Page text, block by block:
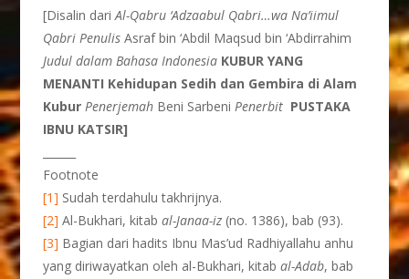
[Disalin dariAl-Qabru ‘Adzaabul Qabri…wa Na’iimul
Qabri Penulis Asraf bin ‘Abdil Maqsud bin ‘Abdirrahim
Judul dalam Bahasa Indonesia KUBUR YANG
MENANTI Kehidupan Sedih dan Gembira di Alam
KuburPenerjemah Beni SarbeniPenerbit PUSTAKA
IBNU KATSIR]
Footnote
[1] Sudah terdahulu takhrijnya.
[2] Al-Bukhari, kitabal-Janaa-iz (no. 1386), bab (93).
[3] Bagian dari hadits Ibnu Mas’ud Radhiyallahu anhu
yang diriwayatkan oleh al-Bukhari, kitabal-Adab, bab